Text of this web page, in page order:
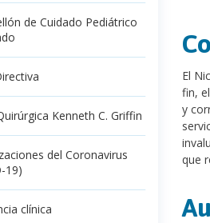
de Cuidado Pediátrico
Kenneth C. Griffin
del Coronavirus
19)
clínica
El
fin,
y
que